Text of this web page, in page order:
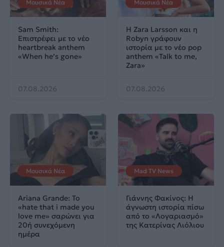
Μουσικά Νέα
Sam Smith:
Επιστρέφει με το νέο
heartbreak anthem
«When he’s gone»
07.08.2026
Μουσικά Νέα
Η Zara Larsson και η
Robyn γράφουν
ιστορία με το νέο pop
anthem «Talk to me,
Zara»
07.08.2026
Μουσικά Νέα
Ariana Grande: Το
«hate that i made you
love me» σαρώνει για
20ή συνεχόμενη
ημέρα
Mad TV News
Γιάννης Φακίνος: Η
άγνωστη ιστορία πίσω
από το «Λογαριασμό»
της Κατερίνας Λιόλιου